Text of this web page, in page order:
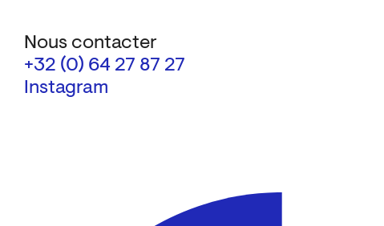
Nous contacter
+32 (0) 64 27 87 27
Instagram